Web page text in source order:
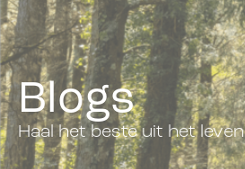
Blogs
Haal het beste uit het leven